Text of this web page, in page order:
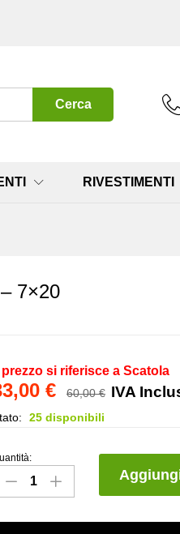
Cerca
RIVESTIMENTI
7×20
prezzo si riferisce a Scatola
€ 60,00€ IVA
25 disponibili